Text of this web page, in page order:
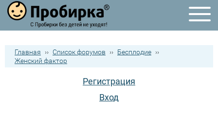
Главная ›› Список форумов ›› Бесплодие ››
Женский фактор
Регистрация
Вход